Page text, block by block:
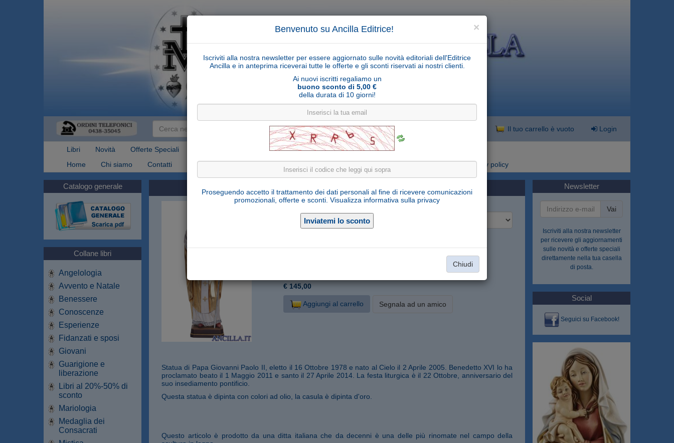
×
Benvenuto su Ancilla Editrice!
Iscriviti alla nostra newsletter per essere aggiornato sulle novità editoriali dell'Editrice
Ancilla e in anteprima riceverai tutte le offerte e gli sconti riservati ai nostri clienti.
Ai nuovi iscritti regaliamo un
buono sconto di 5,00 €
della durata di 10 giorni!
Proseguendo accetto il trattamento dei dati personali al fine di ricevere comunicazioni
promozionali, offerte e sconti. Visualizza informativa sulla privacy
Chiudi
Cerca Il tuo carrello è vuoto Login
Libri Novità Offerte Speciali Collane libri
Articoli religiosi
Home
Chi siamo Contatti Spedizioni Privacy policy
Catalogo generale
Collane libri
Angelologia
Avvento e Natale
Benessere
Conoscenze
Esperienze
Fidanzati e sposi
Giovani
Guarigione e
liberazione
Libri al 20%-50% di
sconto
Mariologia
Medaglia dei
Consacrati
San Giovanni Paolo II con casula d'oro
Seleziona una variante
20 cm
€ 145,00
Aggiungi al carrello Segnala ad un amico
Statua di Papa Giovanni Paolo II, eletto il 16 Ottobre 1978 e nato al Cielo il 2 Aprile 2005. Benedetto XVI lo ha
proclamato beato il 1 Maggio 2011 e santo il 27 Aprile 2014. La festa liturgica è il 22 Ottobre, anniversario del
suo insediamento pontificio.
Questa statua è dipinta con colori ad olio, la casula è dipinta d'oro.
Questo articolo è prodotto da una ditta italiana che da decenni è una delle più rinomate nel campo della
Newsletter
Vai
Iscriviti alla nostra newsletter
per ricevere gli aggiornamenti
sulle novità e offerte speciali
direttamente nella tua casella
di posta.
Social
Seguici su Facebook!